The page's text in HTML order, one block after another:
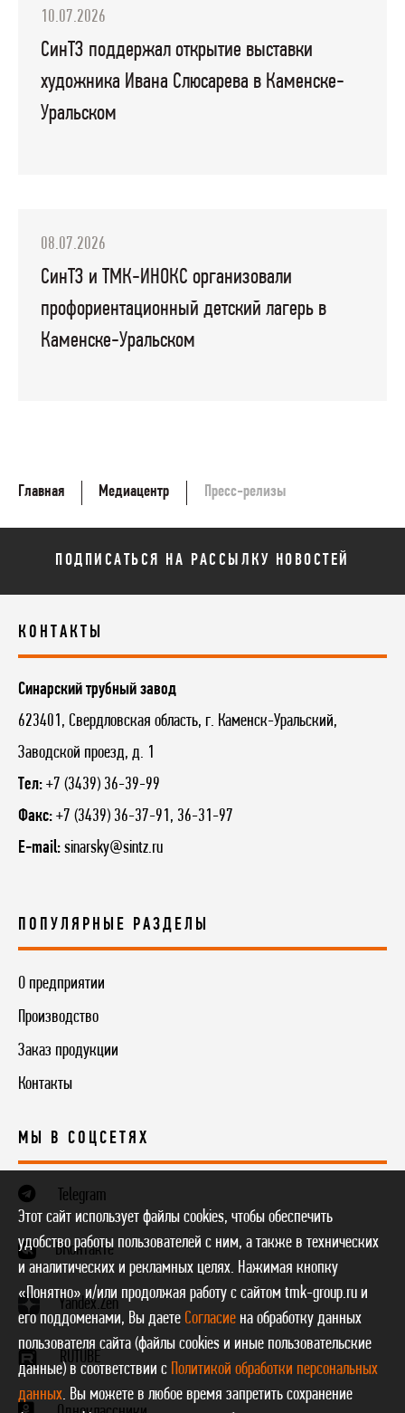
10.07.2026
СинТЗ поддержал открытие выставки
художника Ивана Слюсарева в Каменске-
Уральском
08.07.2026
СинТЗ и ТМК-ИНОКС организовали
профориентационный детский лагерь в
Каменске-Уральском
Главная Медиацентр Пресс-релизы
ПОДПИСАТЬСЯ НА РАССЫЛКУ НОВОСТЕЙ
КОНТАКТЫ
Синарский трубный завод
623401, Свердловская область, г. Каменск-Уральский,
Заводской проезд, д. 1
Тел: +7 (3439) 36-39-99
Факс: +7 (3439) 36-37-91, 36-31-97
E-mail: sinarsky@sintz.ru
ПОПУЛЯРНЫЕ РАЗДЕЛЫ
О предприятии
Производство
Заказ продукции
Контакты
МЫ В СОЦСЕТЯХ
Telegram
ВКонтакте
Yandex.Zen
RUTUBE
Этот сайт использует файлы cookies, чтобы обеспечить
удобство работы пользователей с ним, а также в технических
и аналитических и рекламных целях. Нажимая кнопку
«Понятно» и/или продолжая работу с сайтом tmk-group.ru и
его поддоменами, Вы даете Согласие на обработку данных
пользователя сайта (файлы cookies и иные пользовательские
данные) в соответствии с Политикой обработки персональных
данных. Вы можете в любое время запретить сохранение